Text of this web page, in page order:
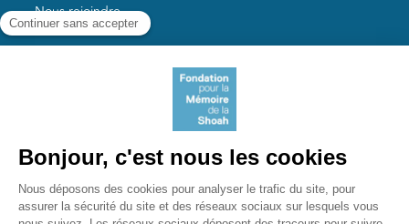
Nous rejoindre
Aide aux survivants de la Shoah
Liens utiles
Mémorial de la Shoah